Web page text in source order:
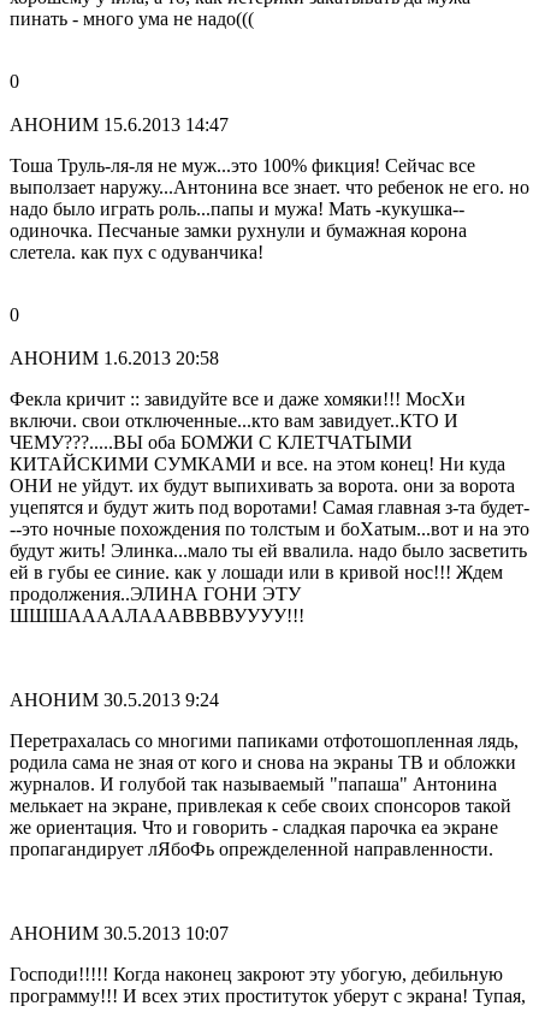
пинать - много ума не надо(((
0
АНОНИМ 15.6.2013 14:47
Тоша Труль-ля-ля не муж...это 100% фикция! Сейчас все
выползает наружу...Антонина все знает. что ребенок не его. но
надо было играть роль...папы и мужа! Мать -кукушка--
одиночка. Песчаные замки рухнули и бумажная корона
слетела. как пух с одуванчика!
0
АНОНИМ 1.6.2013 20:58
Фекла кричит :: завидуйте все и даже хомяки!!! МосХи
включи. свои отключенные...кто вам завидует..КТО И
ЧЕМУ???.....ВЫ оба БОМЖИ С КЛЕТЧАТЫМИ
КИТАЙСКИМИ СУМКАМИ и все. на этом конец! Ни куда
ОНИ не уйдут. их будут выпихивать за ворота. они за ворота
уцепятся и будут жить под воротами! Самая главная з-та будет-
--это ночные похождения по толстым и боХатым...вот и на это
будут жить! Элинка...мало ты ей ввалила. надо было засветить
ей в губы ее синие. как у лошади или в кривой нос!!! Ждем
продолжения..ЭЛИНА ГОНИ ЭТУ
ШШШААААЛАААВВВВУУУУ!!!
АНОНИМ 30.5.2013 9:24
Перетрахалась со многими папиками отфотошопленная лядь,
родила сама не зная от кого и снова на экраны ТВ и обложки
журналов. И голубой так называемый "папаша" Антонина
мелькает на экране, привлекая к себе своих спонсоров такой
же ориентация. Что и говорить - сладкая парочка еа экране
пропагандирует лЯбоФь опрежделенной направленности.
АНОНИМ 30.5.2013 10:07
Господи!!!!! Когда наконец закроют эту убогую, дебильную
программу!!! И всех этих проституток уберут с экрана! Тупая,